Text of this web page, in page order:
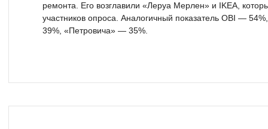
ремонта. Его возглавили «Леруа Мерлен» и IKEA,
участников опроса. Аналогичный показатель OBI —
39%, «Петровича» — 35%.